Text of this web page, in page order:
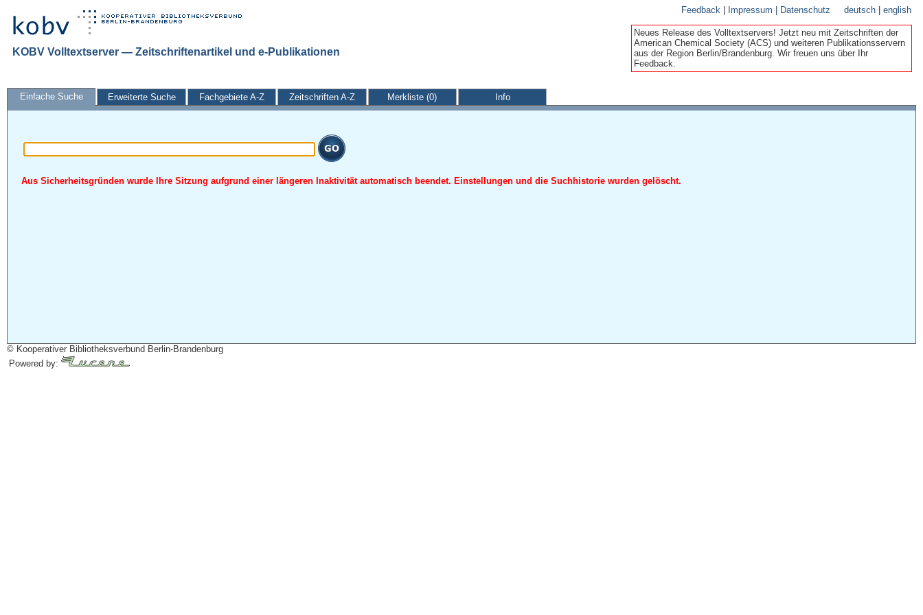
Feedback Impressum | Datenschutz deutsch |english
KOBV Volltextserver — Zeitschriftenartikel und e-Publikationen
Neues Release des Volltextservers! Jetzt neu mit Zeitschriften der
American Chemical Society (ACS) und weiteren Publikationsservern
aus der Region Berlin/Brandenburg. Wir freuen uns über Ihr
Feedback.
Einfache Suche Erweiterte Suche Fachgebiete A-Z Zeitschriften A-Z Merkliste (0) Info
Aus Sicherheitsgründen wurde Ihre Sitzung aufgrund einer längeren Inaktivität automatisch beendet. Einstellungen und die Suchhistorie wurden gelöscht.
© Kooperativer Bibliotheksverbund Berlin-Brandenburg
Powered by: